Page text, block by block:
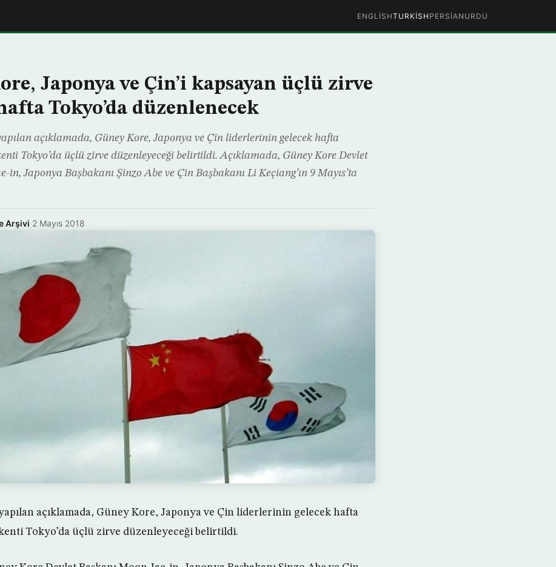
ENGLISHTURKISH PERSIAN URDU
Japonya ve Çin’i kapsayan üçlü zirve
Tokyo’da düzenlenecek
açıklamada, Güney Kore, Japonya ve Çin liderlerinin gelecek hafta
Tokyo’da üçlü zirve düzenleyeceği belirtildi. Açıklamada, Güney Kore Devlet
in, Japonya Başbakanı Şinzo Abe ve Çin Başbakanı Li Keçiang’ın 9 Mayıs’ta
Arşivi·2 Mayıs 2018
açıklamada, Güney Kore, Japonya ve Çin liderlerinin gelecek hafta
Tokyo’da üçlü zirve düzenleyeceği belirtildi.